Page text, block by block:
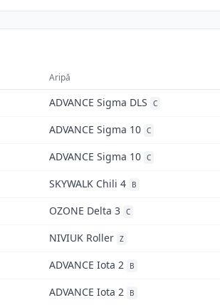
Aripă
ADVANCE Sigma DLS C
ADVANCE Sigma 10 C
ADVANCE Sigma 10 C
SKYWALK Chili 4 B
OZONE Delta 3 C
NIVIUK Roller Z
ADVANCE Iota 2 B
ADVANCE Iota 2 B